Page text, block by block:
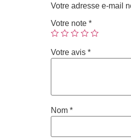
Votre adresse e-mail
Votre note *
Votre avis *
Nom *